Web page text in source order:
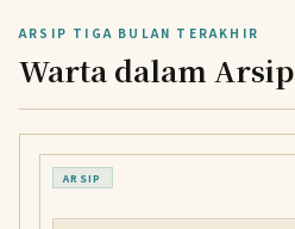
ARSIP TIGA BULAN TERAKHIR
Warta dalam Arsip
ARSIP